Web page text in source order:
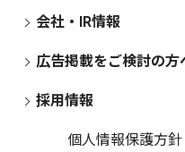
会社・IR情報
広告掲載をご検討の方
採用情報
個人情報保護方針